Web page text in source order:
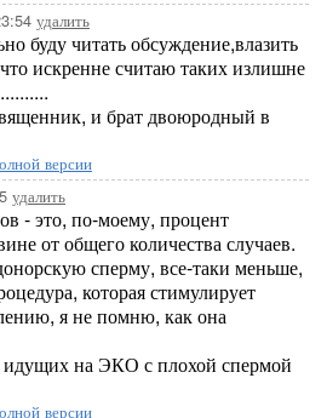
удалить
буду читать обсуждение,влазить
искренне считаю таких излишне
и брат двоюродный в
версии
удалить
- это, по-моему, процент
от общего количества случаев.
сперму, все-таки меньше,
которая стимулирует
я не помню, как она
на ЭКО с плохой спермой
версии